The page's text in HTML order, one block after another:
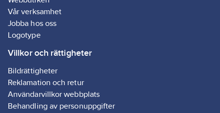
Vår verksamhet
Jobba hos oss
Logotype
Villkor och rättigheter
Bildrättigheter
Reklamation och retur
Användarvillkor webbplats
Behandling av personuppgifter